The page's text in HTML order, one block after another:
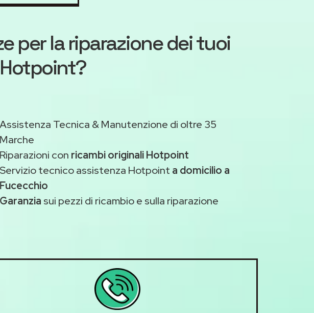
per la riparazione dei tuoi
Assistenza Tecnica & Manutenzione di oltre 35
Marche
Riparazioni con ricambi originali Hotpoint
Servizio tecnico assistenza Hotpoint a domicilio a
Fucecchio
Garanzia sui pezzi di ricambio e sulla riparazione